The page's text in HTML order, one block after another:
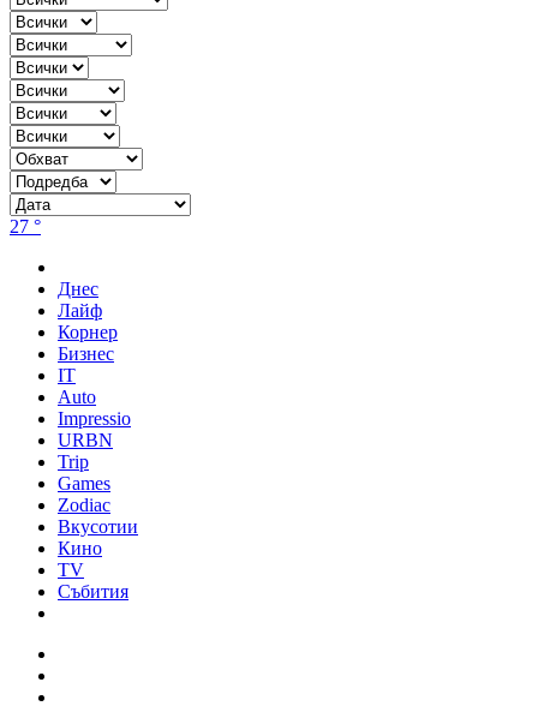
27 °
Днес
Лайф
Корнер
Бизнес
IT
Auto
Impressio
URBN
Trip
Games
Zodiac
Вкусотии
Кино
TV
Събития